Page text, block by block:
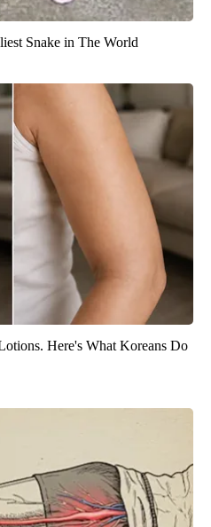
Snake in The World
Here's What Koreans Do